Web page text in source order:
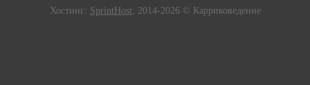
Хостинг: SprintHost; 2014-2026 © Карриковедение